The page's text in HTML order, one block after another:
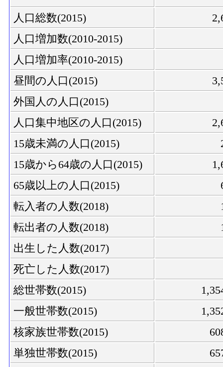
人口総数(2015)
人口増加数(2010-2015)
人口増加率(2010-2015)
昼間の人口(2015)
外国人の人口(2015)
人口集中地区の人口(2015)
15歳未満の人口(2015)
15歳から64歳の人口(2015)
65歳以上の人口(2015)
転入者の人数(2018)
転出者の人数(2018)
出生した人数(2017)
死亡した人数(2017)
総世帯数(2015)
一般世帯数(2015)
核家族世帯数(2015)
単独世帯数(2015)